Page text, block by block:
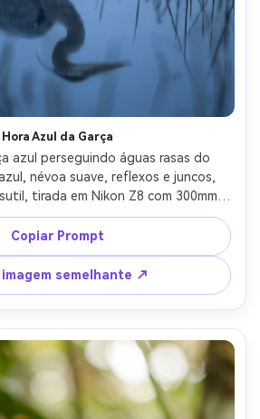
Hora Azul da Garça
azul perseguindo águas rasas do
névoa suave, reflexos e juncos,
tirada em Nikon Z8 com 300mm
silencioso, detalhe
moldura vertical limpa, grão
suave-AR 4:5
Copiar Prompt
imagem semelhante ↗